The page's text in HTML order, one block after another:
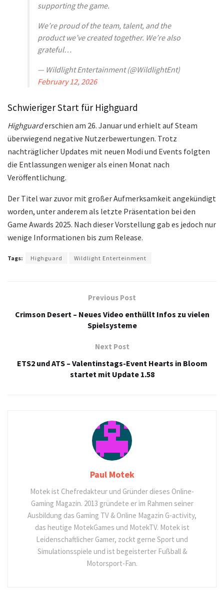
supporting the game.
We’re proud of the team, talent, and the
product we’ve created together. We’re also
grateful…
— Wildlight Entertainment (@WildlightEnt)
February 12, 2026
Schwieriger Start für Highguard
Highguarderschien am 26. Januar und erhielt auf Steam
überwiegend negative Nutzerbewertungen. Trotz
nachträglicher Updates mit neuen Modi und Events folgten
die Entlassungen weniger als einen Monat nach
Veröffentlichung.
Der Titel war zuvor mit großer Aufmerksamkeit angekündigt
worden, unter anderem als letzte Präsentation bei den
Game Awards 2025. Nach dieser Vorstellung gab es jedoch nur
wenige Informationen bis zum Release.
Tags: Highguard Wildlight Enterteinment
Previous Post
Crimson Desert – Neues Video enthüllt Infos zu vielen
Spielsysteme
Next Post
ETS2 und ATS – Valentinstags-Event Hearts in Bloom
startet mit Update 1.58
Paul Motek
Motek ist Chefredakteur und Gründer dieses Online-
Gaming Magazin. 2013 gründete er im Rahmen seiner
Ausbildung das Gaming TV & Online Magazin G-activity,
das heutige MotekGames und MotekTV. Motek ist
Leidenschaftlicher Gamer, zockt gerne Sport und
Simulationsspiele und ist begeisterter Fußball &
Motorsport-Fan.